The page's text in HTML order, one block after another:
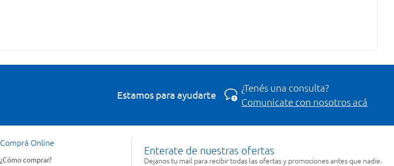
Estamos para ayudarte
¿Tenés una consulta?
Comunicate con nosotros acá
Comprá Online
¿Cómo comprar?
Enterate de nuestras ofertas
Dejanos tu mail para recibir todas las ofertas y promociones antes que nadie.